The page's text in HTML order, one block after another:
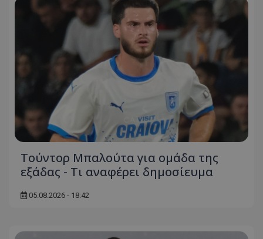
Τούντορ Μπαλούτα για ομάδα της
εξάδας - Τι αναφέρει δημοσίευμα
05.08.2026 - 18:42